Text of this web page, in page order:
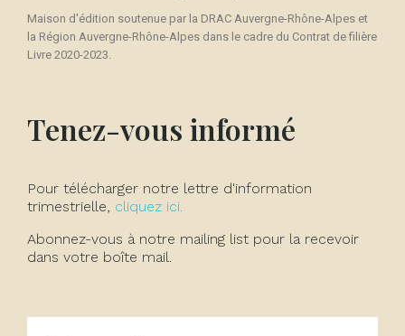
Maison d'édition soutenue par la DRAC Auvergne-Rhône-Alpes et
la Région Auvergne-Rhône-Alpes dans le cadre du Contrat de filière
Livre 2020-2023.
Tenez-vous informé
Pour télécharger notre lettre d'information
trimestrielle, cliquez ici.
Abonnez-vous à notre mailing list pour la recevoir
dans votre boîte mail.